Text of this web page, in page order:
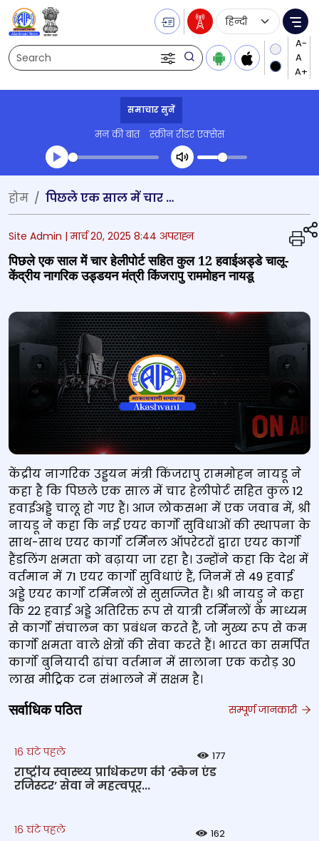
Search
Language
समाचार सुनें
मन की बात स्क्रीन रीडर एक्सेस
Transcript summary
प्ले ऑडियो
होम पिछले एक साल में चार हेलीपोर्ट सहित कुल 12 हवाईअड्डे चालू- केंद्रीय नागरिक उड्डयन मंत्री किंजरापु राममोहन नायडू
Site Admin |मार्च 20, 2025 8:44 अपराह्न
पिछले एक साल में चार हेलीपोर्ट सहित कुल 12 हवाईअड्डे चालू-
केंद्रीय नागरिक उड्डयन मंत्री किंजरापु राममोहन नायडू
केंद्रीय नागरिक उड्डयन मंत्री किंजरापु राममोहन नायडू ने
कहा है कि पिछले एक साल में चार हेलीपोर्ट सहित कुल 12
हवाईअड्डे चालू हो गए हैं। आज लोकसभा में एक जवाब में, श्री
नायडू ने कहा कि नई एयर कार्गो सुविधाओं की स्थापना के
साथ-साथ एयर कार्गो टर्मिनल ऑपरेटरों द्वारा एयर कार्गो
हैंडलिंग क्षमता को बढ़ाया जा रहा है। उन्होंने कहा कि देश में
वर्तमान में 71 एयर कार्गो सुविधाएं हैं, जिनमें से 49 हवाई
अड्डे एयर कार्गो टर्मिनलों से सुसज्जित हैं। श्री नायडु ने कहा
कि 22 हवाई अड्डे अतिरिक्त रूप से यात्री टर्मिनलों के माध्यम
से कार्गो संचालन का प्रबंधन करते हैं, जो मुख्य रूप से कम
कार्गो क्षमता वाले क्षेत्रों की सेवा करते हैं। भारत का समर्पित
कार्गो बुनियादी ढांचा वर्तमान में सालाना एक करोड़ 30
लाख मीट्रिक टन संभालने में सक्षम है।
सर्वाधिक पठित सम्पूर्ण जानकारी
16 घंटे पहले 177
राष्‍ट्रीय स्‍वास्‍थ्‍य प्राधिकरण की ‘स्कैन एंड
रजिस्टर’ सेवा ने महत्‍वपूर्...
16 घंटे पहले 162